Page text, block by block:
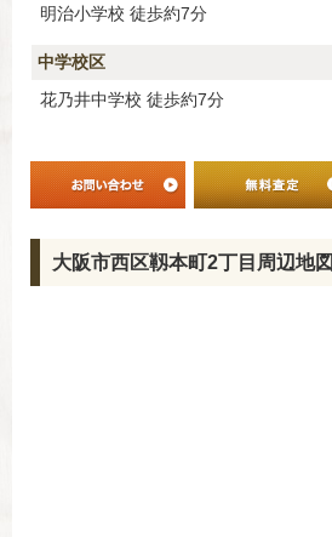
明治小学校 徒歩約7分
中学校区
花乃井中学校 徒歩約7分
大阪市西区靱本町2丁目周辺地図